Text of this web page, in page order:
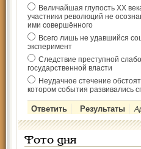
Величайшая глупость ХХ
участники революций не
ими совершённого
Всего лишь не удавшийся
эксперимент
Следствие преступной
государственной власти
Неудачное стечение
котором события развивались
Фото дня